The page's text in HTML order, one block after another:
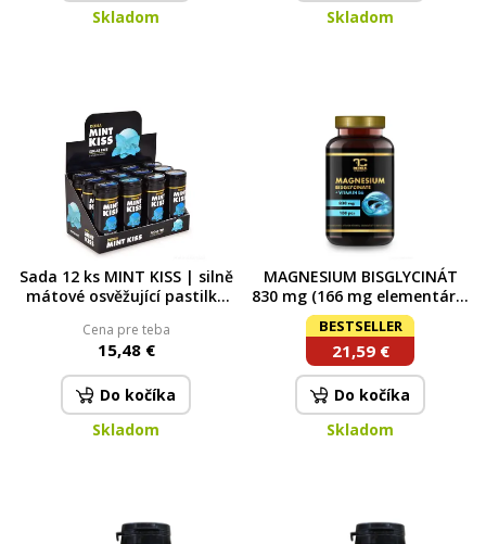
Skladom
Skladom
Sada 12 ks MINT KISS | silně
mátové osvěžující pastilky
x 12
Cena pre teba
15,48 €
Do kočíka
Skladom
MAGNESIUM BISGLYCINÁT
830 mg (166 mg elementární
hořčík) + vitamín B6 P5P |
vysoká vstřebatelnost, nervy
& energie | 100 kapslí 94,5 g
BESTSELLER
21,59 €
Do kočíka
Skladom